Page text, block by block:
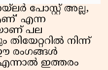
പോസ്റ്റ് അല്ല,
എന്ന
പല
നിന്ന്
രംഗങ്ങൾ
എന്നാൽ ഇത്തരം